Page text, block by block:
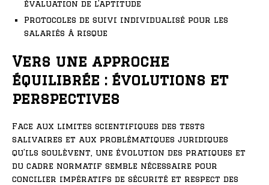
évaluation de l’aptitude
Protocoles de suivi individualisé pour les
salariés à risque
Vers une approche
équilibrée : évolutions et
perspectives
Face aux limites scientifiques des tests
salivaires et aux problématiques juridiques
qu’ils soulèvent, une évolution des pratiques et
du cadre normatif semble nécessaire pour
concilier impératifs de sécurité et respect des